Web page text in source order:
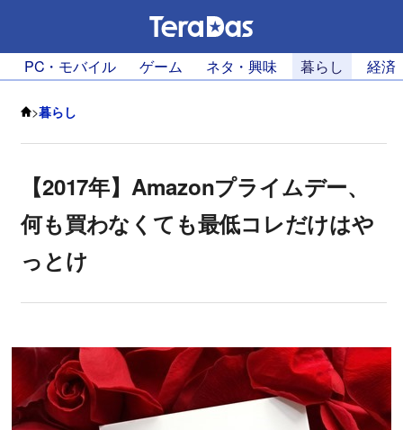
PC・モバイル ゲーム ネタ・興味 暮らし 経済
>暮らし
【2017年】Amazonプライムデー、
何も買わなくても最低コレだけはや
っとけ